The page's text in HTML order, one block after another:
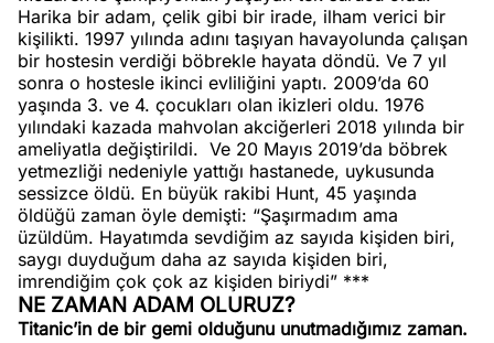
Harika bir adam, çelik gibi bir irade, ilham verici bir
kişilikti. 1997 yılında adını taşıyan havayolunda çalışan
bir hostesin verdiği böbrekle hayata döndü. Ve 7 yıl
sonra o hostesle ikinci evliliğini yaptı. 2009’da 60
yaşında 3. ve 4. çocukları olan ikizleri oldu. 1976
yılındaki kazada mahvolan akciğerleri 2018 yılında bir
ameliyatla değiştirildi. Ve 20 Mayıs 2019’da böbrek
yetmezliği nedeniyle yattığı hastanede, uykusunda
sessizce öldü. En büyük rakibi Hunt, 45 yaşında
öldüğü zaman öyle demişti: “Şaşırmadım ama
üzüldüm. Hayatımda sevdiğim az sayıda kişiden biri,
saygı duyduğum daha az sayıda kişiden biri,
imrendiğim çok çok az kişiden biriydi” ***
NE ZAMAN ADAM OLURUZ?
Titanic’in de bir gemi olduğunu unutmadığımız zaman.